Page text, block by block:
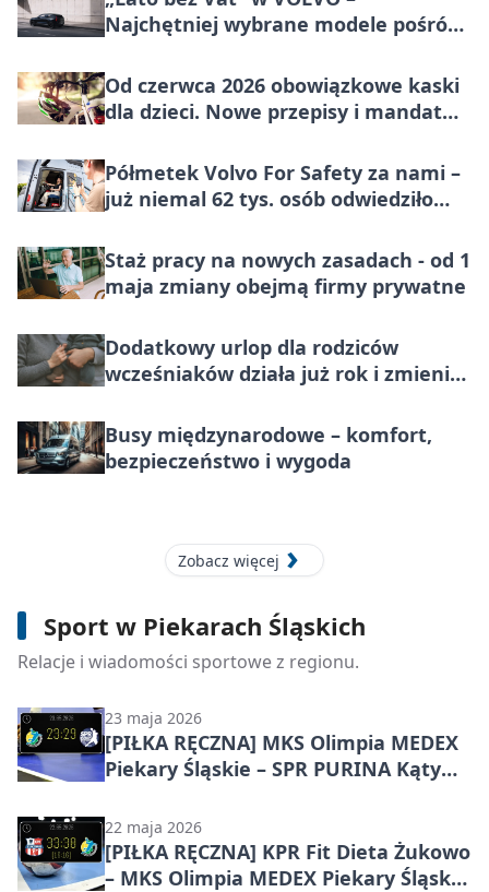
Najchętniej wybrane modele pośród
korzystniej o wartość większą niż VAT
Od czerwca 2026 obowiązkowe kaski
dla dzieci. Nowe przepisy i mandat
Półmetek Volvo For Safety za nami –
już niemal 62 tys. osób odwiedziło
Staż pracy na nowych zasadach - od 1
maja zmiany obejmą firmy prywatne
Dodatkowy urlop dla rodziców
wcześniaków działa już rok i zmienia
Busy międzynarodowe – komfort,
bezpieczeństwo i wygoda
Zobacz więcej
Sport w Piekarach Śląskich
Relacje i wiadomości sportowe z regionu.
Olimpia MEDEX Piekary Śląskie 30:38 –
I Liga Mężczyzn (Grupa C), wyjazdowa
23 maja 2026
[PIŁKA RĘCZNA] MKS Olimpia MEDEX
Piekary Śląskie – SPR PURINA Kąty
Mężczyzn (Grupa D)
22 maja 2026
[PIŁKA RĘCZNA] KPR Fit Dieta Żukowo
– MKS Olimpia MEDEX Piekary Śląskie